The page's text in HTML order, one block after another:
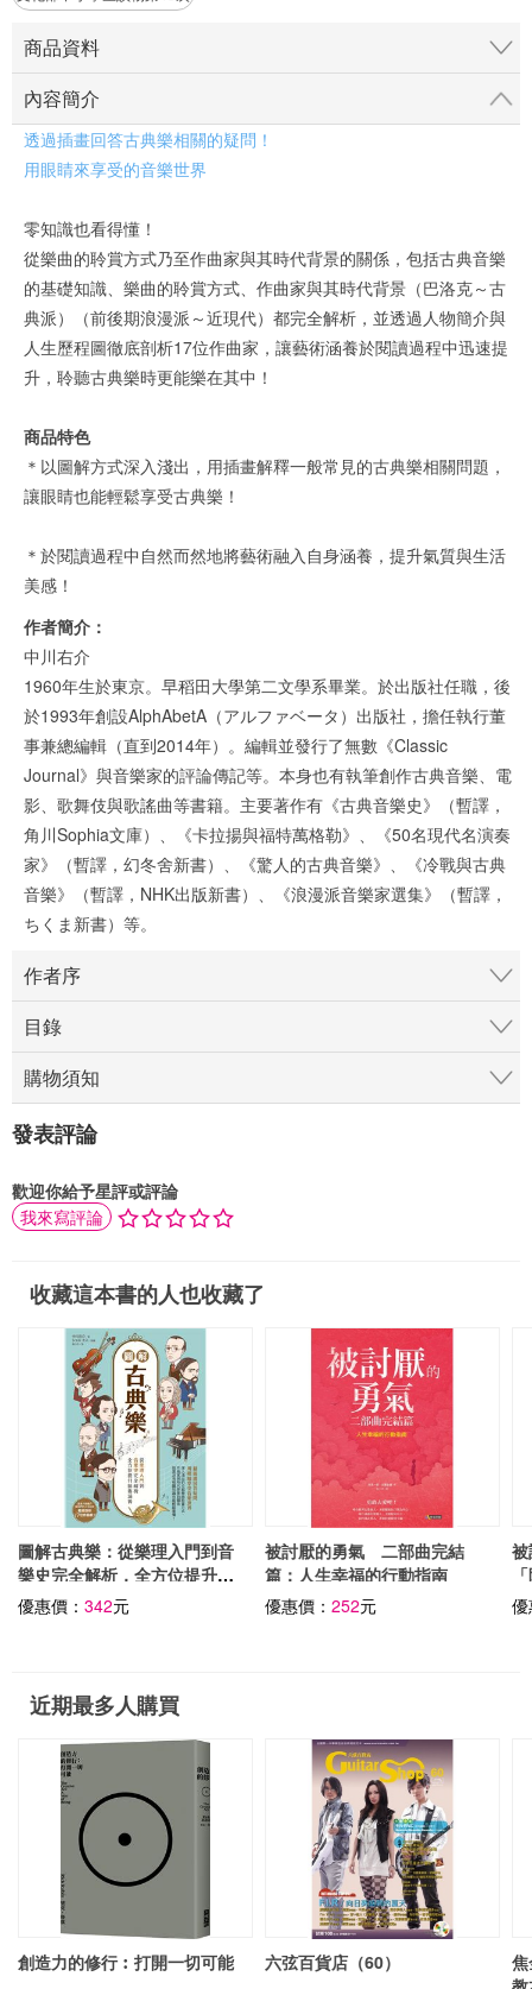
商品資料
內容簡介
透過插畫回答古典樂相關的疑問！
用眼睛來享受的音樂世界
零知識也看得懂！
從樂曲的聆賞方式乃至作曲家與其時代背景的關係，包括古典音樂
的基礎知識、樂曲的聆賞方式、作曲家與其時代背景（巴洛克～古
典派）（前後期浪漫派～近現代）都完全解析，並透過人物簡介與
人生歷程圖徹底剖析17位作曲家，讓藝術涵養於閱讀過程中迅速提
升，聆聽古典樂時更能樂在其中！
商品特色
＊以圖解方式深入淺出，用插畫解釋一般常見的古典樂相關問題，
讓眼睛也能輕鬆享受古典樂！
＊於閱讀過程中自然而然地將藝術融入自身涵養，提升氣質與生活
美感！
作者簡介：
中川右介
1960年生於東京。早稻田大學第二文學系畢業。於出版社任職，後
於1993年創設AlphAbetA（アルファベータ）出版社，擔任執行董
事兼總編輯（直到2014年）。編輯並發行了無數《Classic
Journal》與音樂家的評論傳記等。本身也有執筆創作古典音樂、電
影、歌舞伎與歌謠曲等書籍。主要著作有《古典音樂史》（暫譯，
角川Sophia文庫）、《卡拉揚與福特萬格勒》、《50名現代名演奏
家》（暫譯，幻冬舍新書）、《驚人的古典音樂》、《冷戰與古典
音樂》（暫譯，NHK出版新書）、《浪漫派音樂家選集》（暫譯，
ちくま新書）等。
作者序
目錄
購物須知
發表評論
歡迎你給予星評或評論
我來寫評論
收藏這本書的人也收藏了
圖解古典樂：從樂理入門到音
樂史完全解析，全方位提升藝
術涵養
優惠價： 342元
被討厭的勇氣 二部曲完結
篇：人生幸福的行動指南
優惠價：252元
近期最多人購買
創造力的修行︰打開一切可能 六弦百貨店（60）